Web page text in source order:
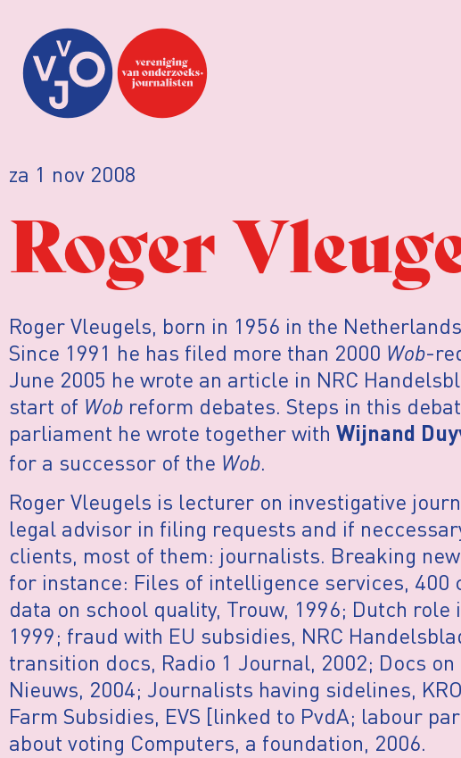
za 1 nov 2008
Roger
Roger Vleugels, born in 1956 in the
Since 1991 he has filed more than 2000 Wob-
June 2005 he wrote an article in NRC
start of Wob reform debates. Steps in this
parliament he wrote together with Wijnand
for a successor of the Wob.
Roger Vleugels is lecturer on investigative
legal advisor in filing requests and if
clients, most of them: journalists. Breaking
for instance: Files of intelligence services, 400
data on school quality, Trouw, 1996; Dutch role
1999; fraud with EU subsidies, NRC
transition docs, Radio 1 Journal, 2002; Docs
Nieuws, 2004; Journalists having sidelines,
Farm Subsidies, EVS [linked to PvdA; labour
about voting Computers, a foundation, 2006.